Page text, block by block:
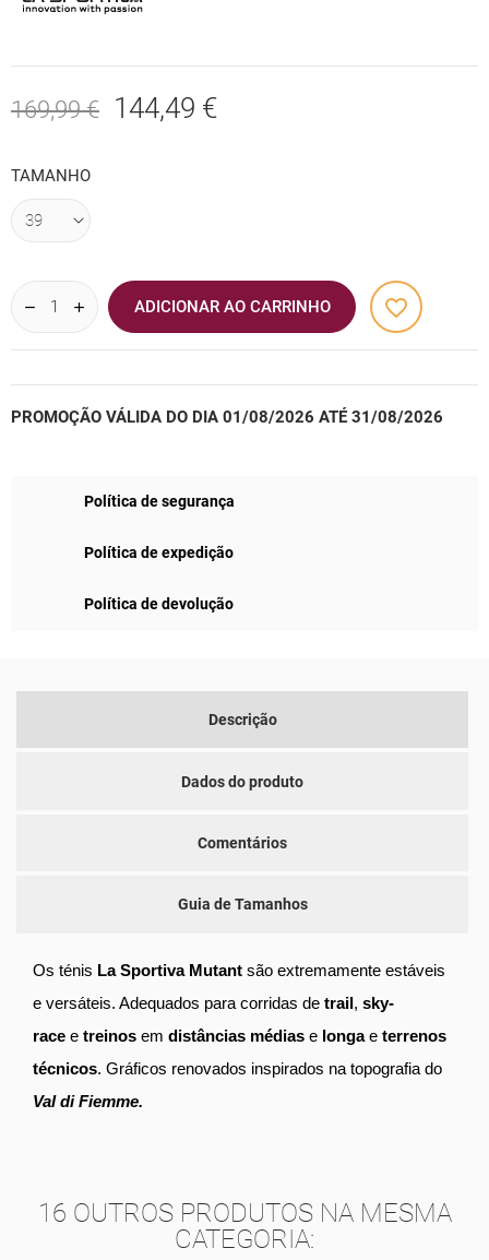
169,99 € 144,49 €
TAMANHO
ADICIONAR AO CARRINHO favorite_border
PROMOÇÃO VÁLIDA DO DIA 01/08/2026 ATÉ 31/08/2026
Política de segurança
Política de expedição
Política de devolução
Descrição
Dados do produto
Comentários
Guia de Tamanhos
Os ténis La Sportiva Mutant são extremamente estáveis
e versáteis. Adequados para corridas de trail, sky-
race e treinos em distâncias médias e longae terrenos
técnicos. Gráficos renovados inspirados na topografia do
Val di Fiemme.
16 OUTROS PRODUTOS NA MESMA
CATEGORIA: